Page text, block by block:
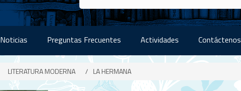
Noticias Preguntas Frecuentes Actividades Contáctenos
LITERATURA MODERNA / LA HERMANA